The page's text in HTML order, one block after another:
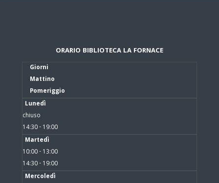
ORARIO BIBLIOTECA LA FORNACE
Giorni
Mattino
Pomeriggio
Lunedì
chiuso
14:30 - 19:00
Martedì
10:00 - 13:00
14:30 - 19:00
Mercoledì